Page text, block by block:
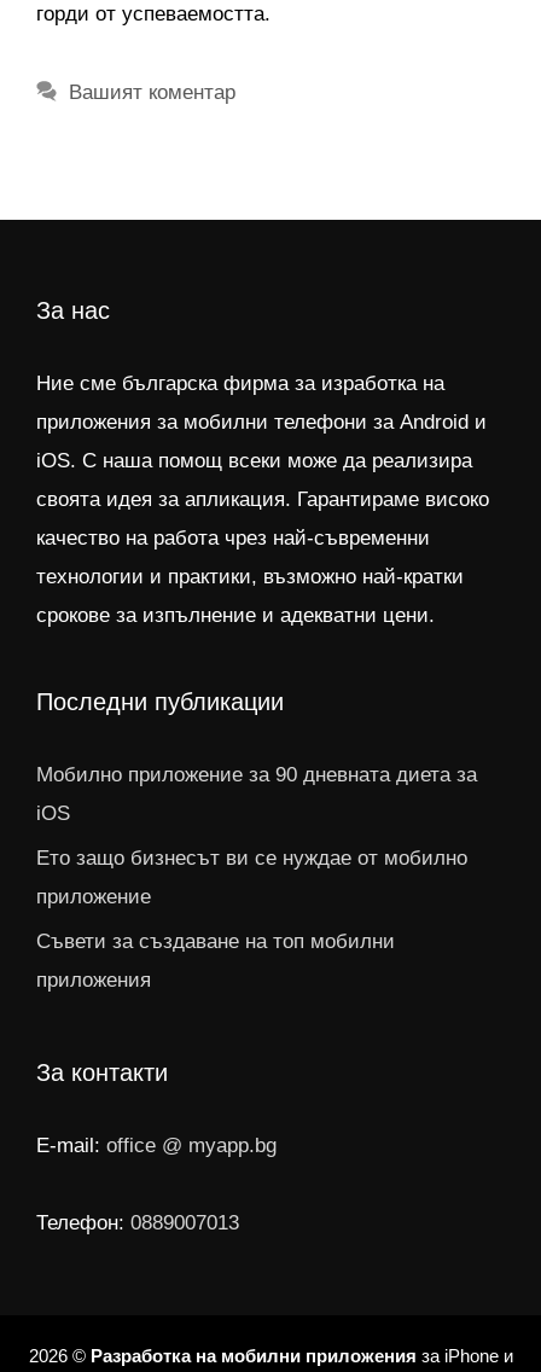
горди от успеваемостта.
Вашият коментар
За нас
Ние сме българска фирма за изработка на
приложения за мобилни телефони за Android и
iOS. С наша помощ всеки може да реализира
своята идея за апликация. Гарантираме високо
качество на работа чрез най-съвременни
технологии и практики, възможно най-кратки
срокове за изпълнение и адекватни цени.
Последни публикации
Мобилно приложение за 90 дневната диета за
iOS
Ето защо бизнесът ви се нуждае от мобилно
приложение
Съвети за създаване на топ мобилни
приложения
За контакти
E-mail: office @ myapp.bg
Телефон: 0889007013
2026 © Разработка на мобилни приложения за iPhone и